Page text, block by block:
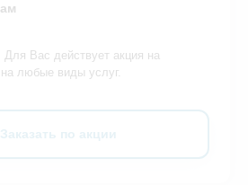
Вас действует акция на
любые виды услуг.
Заказать по акции